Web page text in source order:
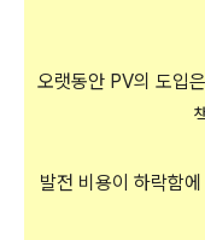
오랫동안 PV의 도입
발전 비용이 하락함